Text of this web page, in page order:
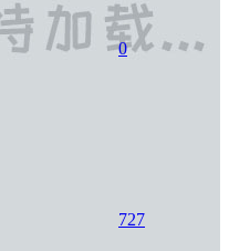
0
727